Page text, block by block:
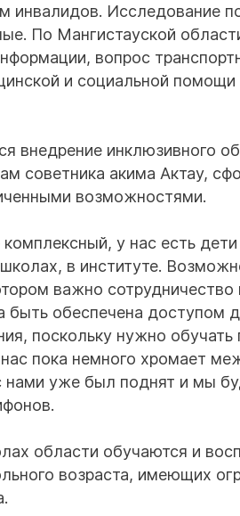
инвалидов. Исследование
По Мангистауской
вопрос
и социальной
внедрение инклюзивного
советника акима Актау,
возможностями.
у нас есть
в институте.
важно сотрудничество
быть обеспечена доступом
поскольку нужно обучать
пока немного хромает
нами уже был поднят и мы
области обучаются и
возраста, имеющих